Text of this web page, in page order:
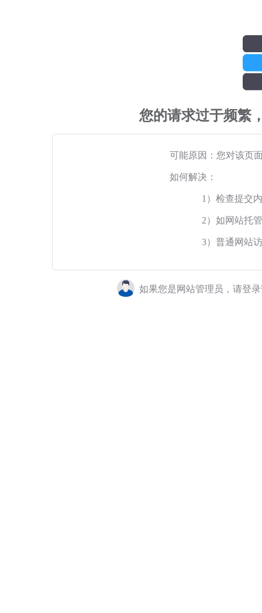
您的请求过于频繁
可能原因：您对该页
如何解决：
1）检查提交
2）如网站托
3）普通网站
如果您是网站管理员，请登